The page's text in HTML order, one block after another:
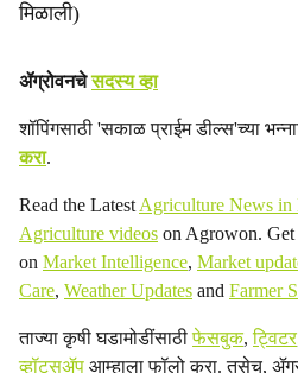
मिळाली)
ॲग्रोवनचेसदस्य व्हा
शॉपिंगसाठी 'सकाळ प्राईम डील्स'च्या
करा.
Read the Latest Agriculture News in
Agriculture videos on Agrowon. Get
on Market Intelligence, Market
Care, Weather Updates and Farmer
ताज्या कृषी घडामोडींसाठीफेसबुक,ट्विटर
व्हॉट्सॲप आम्हाला फॉलो करा. तसेच,